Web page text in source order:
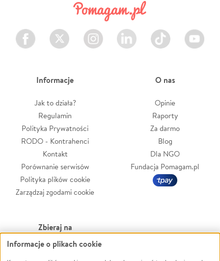
Facebook Twitter Instagram LinkedIn TikTok Youtube
Informacje
Jak to działa?
Regulamin
Polityka Prywatności
RODO - Kontrahenci
Kontakt
Porównanie serwisów
Polityka plików cookie
Zarządzaj zgodami cookie
O nas
Opinie
Raporty
Za darmo
Blog
Dla NGO
Fundacja Pomagam.pl
Zbieraj na
Leczenie
Informacje o plikach cookie